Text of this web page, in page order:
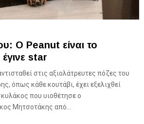
Ο Peanut είναι το
έγινε star
στις αξιολάτρευτες πόζες του
όπως κάθε κουτάβι, έχει εξελιχθεί
που υιοθέτησε ο
Μητσοτάκης από...